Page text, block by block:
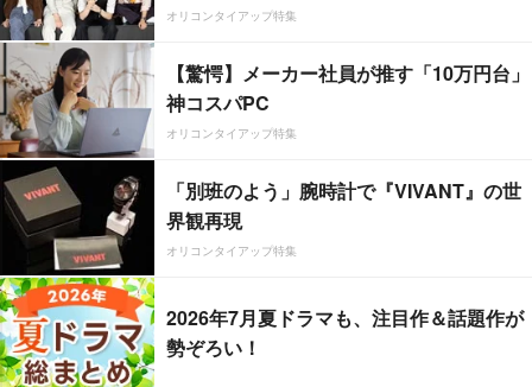
オリコンタイアップ特集
【驚愕】メーカー社員が推す「10万円台」
神コスパPC
オリコンタイアップ特集
「別班のよう」腕時計で『VIVANT』の世
界観再現
オリコンタイアップ特集
2026年7月夏ドラマも、注目作＆話題作が
勢ぞろい！